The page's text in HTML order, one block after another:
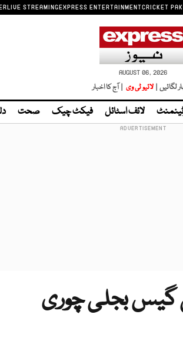
LIVE STREAMINGEXPRESS ENTERTAINMENTCRICKET
AUGUST 06, 2026
لگائیں | لائیو ٹی وی | آج کا اخبار
لائف اسٹائل فیکٹ چیک صحت
گیس بجلی چوری